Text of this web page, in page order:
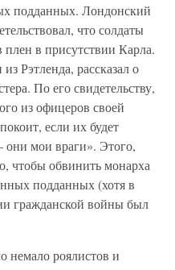
подданных. Лондонский
что солдаты
плен в присутствии Карла.
Рэтленда, рассказал о
По его свидетельству,
из офицеров своей
если их будет
они мои враги». Этого,
чтобы обвинить монарха
подданных (хотя в
гражданской войны был
немало роялистов и